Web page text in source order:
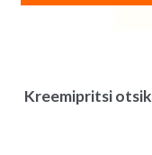
Kreemipritsi otsik